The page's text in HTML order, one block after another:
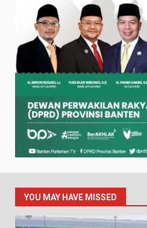
YOU MAY HAVE MISSED